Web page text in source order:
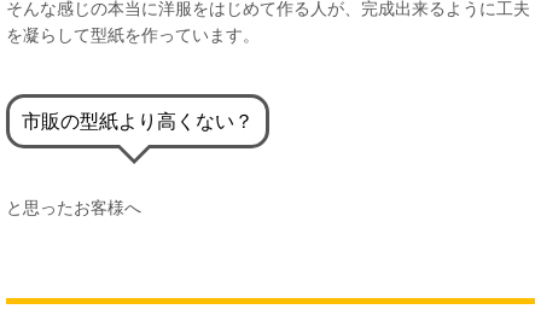
そんな感じの本当に洋服をはじめて作る人が、完成出来るように工夫
を凝らして型紙を作っています。
市販の型紙より高くない？
と思ったお客様へ